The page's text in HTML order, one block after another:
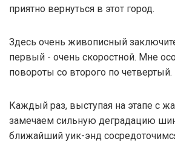
приятно вернуться в этот город.
Здесь очень живописный
первый - очень скоростной. Мне
повороты со второго по четвертый.
Каждый раз, выступая на этапе с
замечаем сильную деградацию
ближайший уик-энд